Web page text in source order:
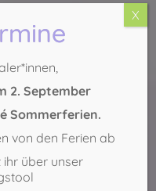
Service reservieren.
voll und ganz
2. September
Sommerferien.
von den Ferien ab
über unser
X